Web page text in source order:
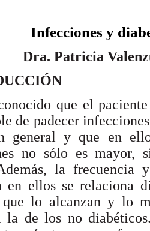
Infecciones y
Dra. Patricia
que el
de padecer
general y que en
no sólo es mayor,
la frecuencia
en ellos se relaciona
que lo alcanzan y lo
la de los no